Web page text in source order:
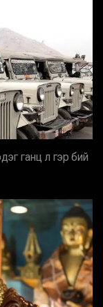
ганц л гэр бий